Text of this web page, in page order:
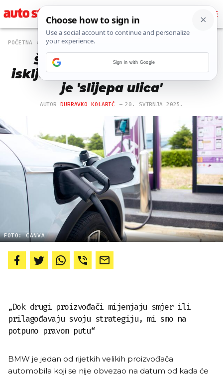
POČETNA NOVOSTI
Šef BMW-a: Strategija s
isključivo električnim vozilima
je 'slijepa ulica'
AUTOR DUBRAVKO KOLARIĆ 20. SVIBNJA 2025.
FOTO: CANVA
„Dok drugi proizvođači mijenjaju smjer ili
prilagođavaju svoju strategiju, mi smo na
potpuno pravom putu“
BMW je jedan od rijetkih velikih proizvođača
automobila koji se nije obvezao na datum od kada će
Sign in with Google